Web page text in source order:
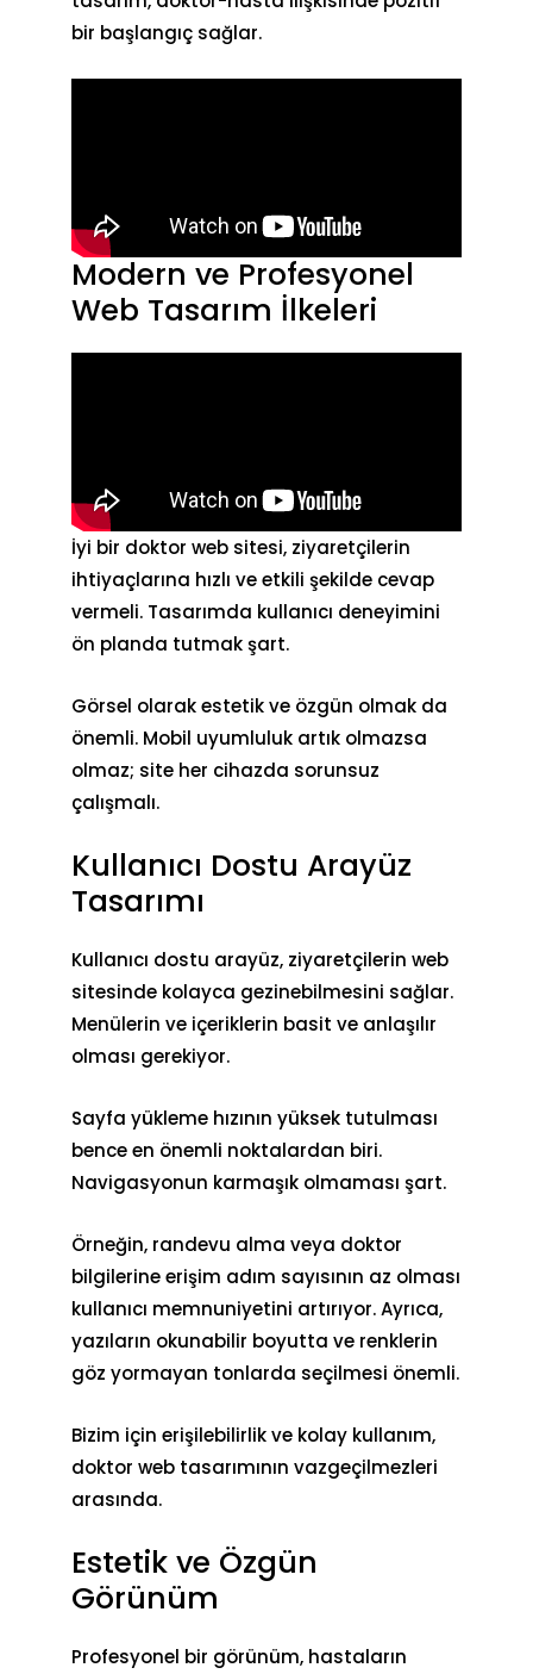
bir başlangıç sağlar.
Modern ve Profesyonel
Web Tasarım İlkeleri
İyi bir doktor web sitesi, ziyaretçilerin
ihtiyaçlarına hızlı ve etkili şekilde cevap
vermeli. Tasarımda kullanıcı deneyimini
ön planda tutmak şart.
Görsel olarak estetik ve özgün olmak da
önemli. Mobil uyumluluk artık olmazsa
olmaz; site her cihazda sorunsuz
çalışmalı.
Kullanıcı Dostu Arayüz
Tasarımı
Kullanıcı dostu arayüz, ziyaretçilerin web
sitesinde kolayca gezinebilmesini sağlar.
Menülerin ve içeriklerin basit ve anlaşılır
olması gerekiyor.
Sayfa yükleme hızının yüksek tutulması
bence en önemli noktalardan biri.
Navigasyonun karmaşık olmaması şart.
Örneğin, randevu alma veya doktor
bilgilerine erişim adım sayısının az olması
kullanıcı memnuniyetini artırıyor. Ayrıca,
yazıların okunabilir boyutta ve renklerin
göz yormayan tonlarda seçilmesi önemli.
Bizim için erişilebilirlik ve kolay kullanım,
doktor web tasarımının vazgeçilmezleri
arasında.
Estetik ve Özgün
Görünüm
Profesyonel bir görünüm, hastaların